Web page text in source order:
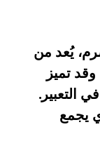
يُعد من
تميز
التعبير.
يجمع